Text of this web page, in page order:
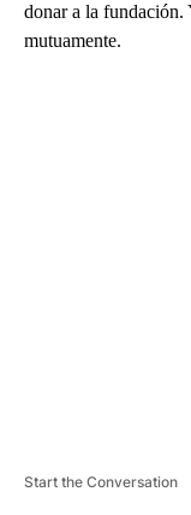
donar a la fundación.
mutuamente.
Start the Conversation